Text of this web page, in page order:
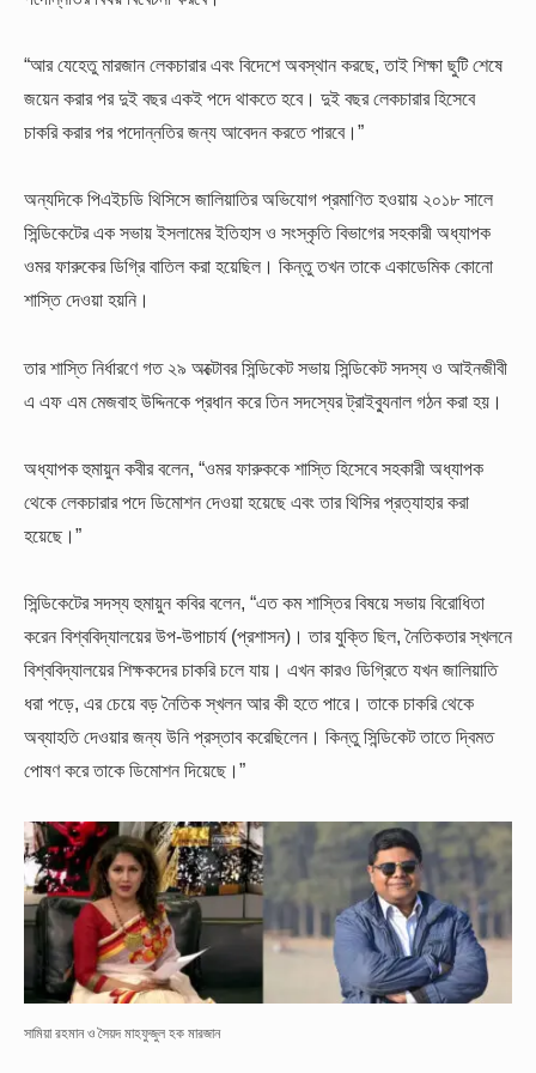
“আর যেহেতু মারজান লেকচারার এবং বিদেশে অবস্থান করছে, তাই শিক্ষা ছুটি শেষে
জয়েন করার পর দুই বছর একই পদে থাকতে হবে। দুই বছর লেকচারার হিসেবে
চাকরি করার পর পদোন্নতির জন্য আবেদন করতে পারবে।”
অন্যদিকে পিএইচডি থিসিসে জালিয়াতির অভিযোগ প্রমাণিত হওয়ায় ২০১৮ সালে
সিন্ডিকেটের এক সভায় ইসলামের ইতিহাস ও সংস্কৃতি বিভাগের সহকারী অধ্যাপক
ওমর ফারুকের ডিগ্রি বাতিল করা হয়েছিল। কিন্তু তখন তাকে একাডেমিক কোনো
শাস্তি দেওয়া হয়নি।
তার শাস্তি নির্ধারণে গত ২৯ অক্টোবর সিন্ডিকেট সভায় সিন্ডিকেট সদস্য ও আইনজীবী
এ এফ এম মেজবাহ উদ্দিনকে প্রধান করে তিন সদস্যের ট্রাইব্যুনাল গঠন করা হয়।
অধ্যাপক হুমায়ুন কবীর বলেন, “ওমর ফারুককে শাস্তি হিসেবে সহকারী অধ্যাপক
থেকে লেকচারার পদে ডিমোশন দেওয়া হয়েছে এবং তার থিসির প্রত্যাহার করা
হয়েছে।”
সিন্ডিকেটের সদস্য হুমায়ুন কবির বলেন, “এত কম শাস্তির বিষয়ে সভায় বিরোধিতা
করেন বিশ্ববিদ্যালয়ের উপ-উপাচার্য (প্রশাসন)। তার যুক্তি ছিল, নৈতিকতার স্খলনে
বিশ্ববিদ্যালয়ের শিক্ষকদের চাকরি চলে যায়। এখন কারও ডিগ্রিতে যখন জালিয়াতি
ধরা পড়ে, এর চেয়ে বড় নৈতিক স্খলন আর কী হতে পারে। তাকে চাকরি থেকে
অব্যাহতি দেওয়ার জন্য উনি প্রস্তাব করেছিলেন। কিন্তু সিন্ডিকেট তাতে দ্বিমত
পোষণ করে তাকে ডিমোশন দিয়েছে।”
সামিয়া রহমান ও সৈয়দ মাহফুজুল হক মারজান